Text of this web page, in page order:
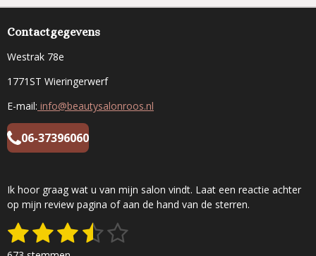
Contactgegevens
Westrak 78e
1771ST Wieringerwerf
E-mail: info@beautysalonroos.nl
06-37396060
Ik hoor graag wat u van mijn salon vindt. Laat een reactie achter
op mijn review pagina of aan de hand van de sterren.
R
a
1 2 3 4 5
S